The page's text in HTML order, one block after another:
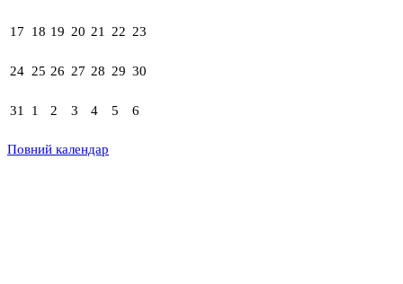
17 18 19 20 21 22 23
24 25 26 27 28 29 30
31 1 2 3 4 5 6
Повний календар